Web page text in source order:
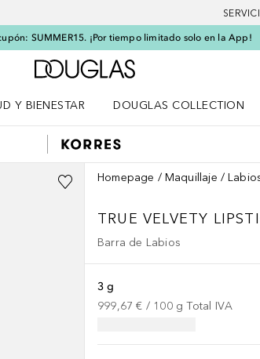
SUMMER15. ¡Por tiempo limitado solo en la App!
A Douglas Home
Y BIENESTAR
DOUGLAS COLLECTION
Homepage Maquillaje
TRUE VELVETY
Barra de Labios
3 g
999,67 € / 100 g Total IVA